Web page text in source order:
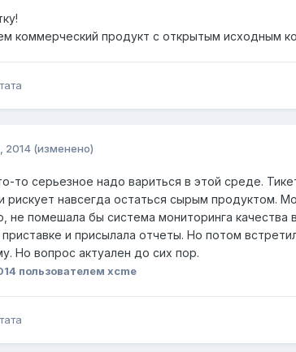
коммерческий продукт с открытым исходным
2014 (изменено)
то серьезное надо вариться в этой среде.
рискует навсегда остаться сырым продуктом.
не помешала бы система мониторинга
приставке и присылала отчеты. Но потом
Но вопрос актуален до сих пор.
пользователем xcme